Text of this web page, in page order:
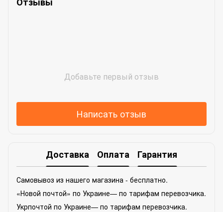
Добавьте первый отзыв
Написать отзыв
Доставка Оплата Гарантия
Самовывоз из нашего магазина - бесплатно.
«Новой почтой» по Украине— по тарифам перевозчика.
Укрпочтой по Украине— по тарифам перевозчика.